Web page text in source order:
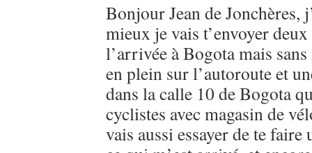
Bonjour Jean de Jonchères,
mieux je vais t’envoyer
l’arrivée à Bogota mais
en plein sur l’autoroute et
dans la calle 10 de Bogota
cyclistes avec magasin de
vais aussi essayer de te